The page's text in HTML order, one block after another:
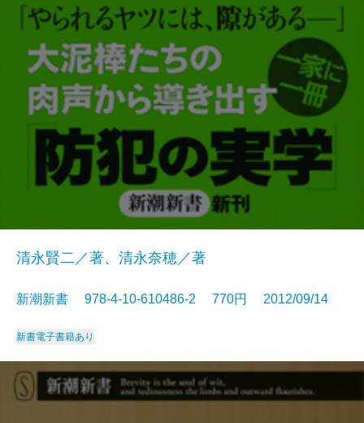
清永賢二／著、清永奈穂／著
新潮新書 978-4-10-610486-2 770円 2012/09/14
新書電子書籍あり